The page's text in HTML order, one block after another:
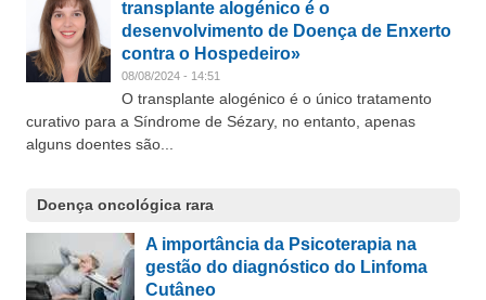
transplante alogénico é o
desenvolvimento de Doença de Enxerto
contra o Hospedeiro»
08/08/2024 - 14:51
O transplante alogénico é o único tratamento
curativo para a Síndrome de Sézary, no entanto, apenas
alguns doentes são...
Doença oncológica rara
A importância da Psicoterapia na
gestão do diagnóstico do Linfoma
Cutâneo